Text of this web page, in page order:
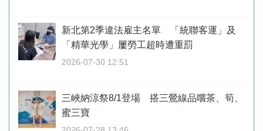
新北第2季違法雇主名單 「統聯客運」及
「精華光學」屢勞工超時遭重罰
2026-07-30 12:51
三峽納涼祭8/1登場 搭三鶯線品嚐茶、筍、
蜜三寶